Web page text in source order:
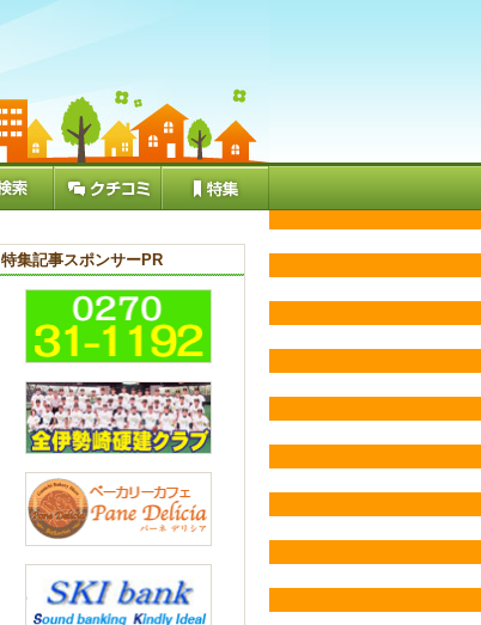
特集記事スポンサーPR